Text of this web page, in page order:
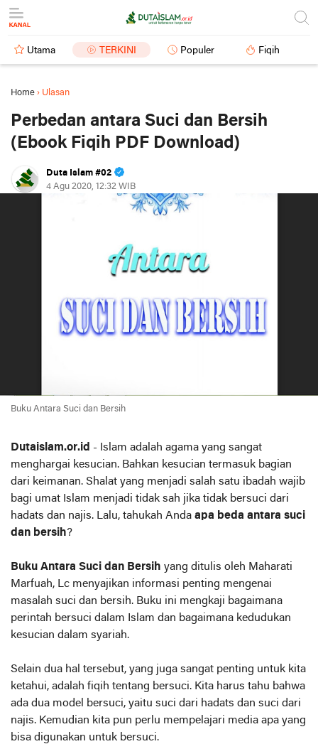
Utama TERKINI Populer Fiqih
Home › Ulasan
Perbedan antara Suci dan Bersih
(Ebook Fiqih PDF Download)
Duta Islam #02
4 Agu 2020, 12:32 WIB
Buku Antara Suci dan Bersih
Dutaislam.or.id - Islam adalah agama yang sangat
menghargai kesucian. Bahkan kesucian termasuk bagian
dari keimanan. Shalat yang menjadi salah satu ibadah wajib
bagi umat Islam menjadi tidak sah jika tidak bersuci dari
hadats dan najis. Lalu, tahukah Anda apa beda antara suci
dan bersih?
Buku Antara Suci dan Bersih yang ditulis oleh Maharati
Marfuah, Lc menyajikan informasi penting mengenai
masalah suci dan bersih. Buku ini mengkaji bagaimana
perintah bersuci dalam Islam dan bagaimana kedudukan
kesucian dalam syariah.
Selain dua hal tersebut, yang juga sangat penting untuk kita
ketahui, adalah fiqih tentang bersuci. Kita harus tahu bahwa
ada dua model bersuci, yaitu suci dari hadats dan suci dari
najis. Kemudian kita pun perlu mempelajari media apa yang
bisa digunakan untuk bersuci.